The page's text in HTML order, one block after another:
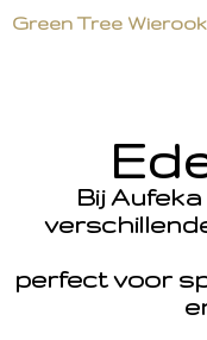
Green Tree Wierook
Bij Aufeka
perfect voor